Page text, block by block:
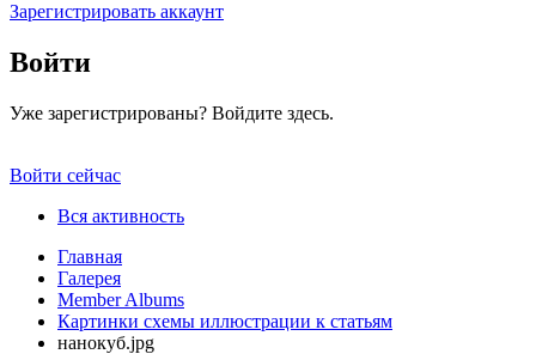
Зарегистрировать аккаунт
Войти
Уже зарегистрированы? Войдите здесь.
Войти сейчас
Вся активность
Главная
Галерея
Member Albums
Картинки схемы иллюстрации к статьям
нанокуб.jpg